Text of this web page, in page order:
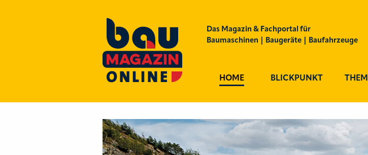
Das Magazin & Fachportal für
Baumaschinen | Baugeräte | Baufahrzeuge
HOME BLICKPUNKT